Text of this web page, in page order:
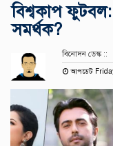
বিশ্বকাপ
সমর্থক?
বিনোদন ডেস্ক ::
আপডেট